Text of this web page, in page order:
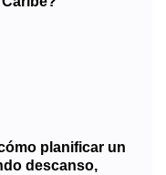
planificar un
descanso,